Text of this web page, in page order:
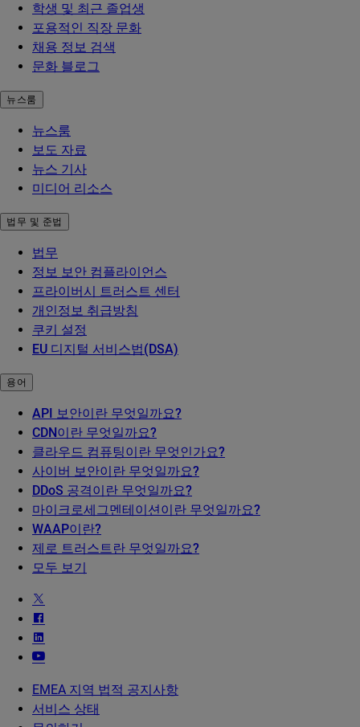
학생 및 최근 졸업생
포용적인 직장 문화
채용 정보 검색
문화 블로그
뉴스룸
뉴스룸
보도 자료
뉴스 기사
미디어 리소스
법무 및 준법
법무
정보 보안 컴플라이언스
프라이버시 트러스트 센터
개인정보 취급방침
쿠키 설정
EU 디지털 서비스법(DSA)
용어
API 보안이란 무엇일까요?
CDN이란 무엇일까요?
클라우드 컴퓨팅이란 무엇인가요?
사이버 보안이란 무엇일까요?
DDoS 공격이란 무엇일까요?
마이크로세그멘테이션이란 무엇일까요?
WAAP이란?
제로 트러스트란 무엇일까요?
모두 보기
EMEA 지역 법적 공지사항
서비스 상태